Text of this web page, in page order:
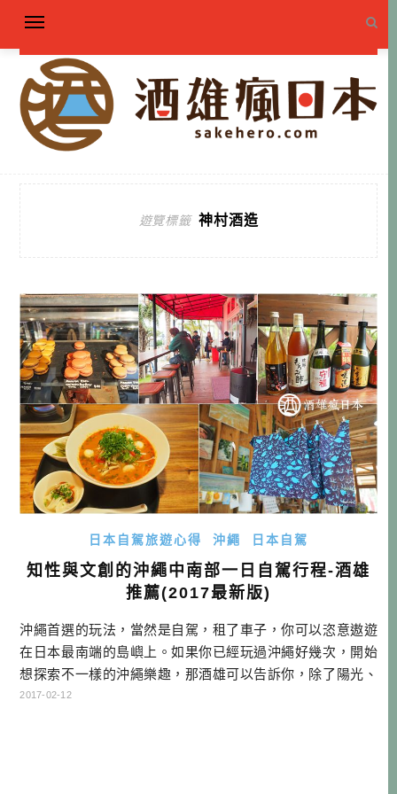
遊覽標籤 神村酒造
日本自駕旅遊心得 沖繩 日本自駕
知性與文創的沖繩中南部一日自駕行程-酒雄
推薦(2017最新版)
沖繩首選的玩法，當然是自駕，租了車子，你可以恣意遨遊
在日本最南端的島嶼上。如果你已經玩過沖繩好幾次，開始
想探索不一樣的沖繩樂趣，那酒雄可以告訴你，除了陽光、
沙灘、比基尼、漁港與水族館之外，沖繩還有很多有趣的人
2017-02-12